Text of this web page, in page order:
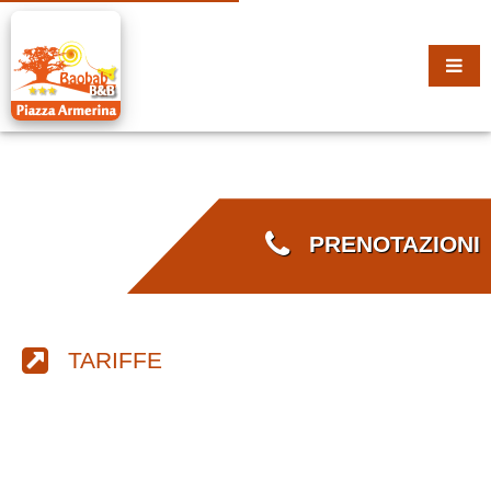
PRENOTAZIONI
TARIFFE